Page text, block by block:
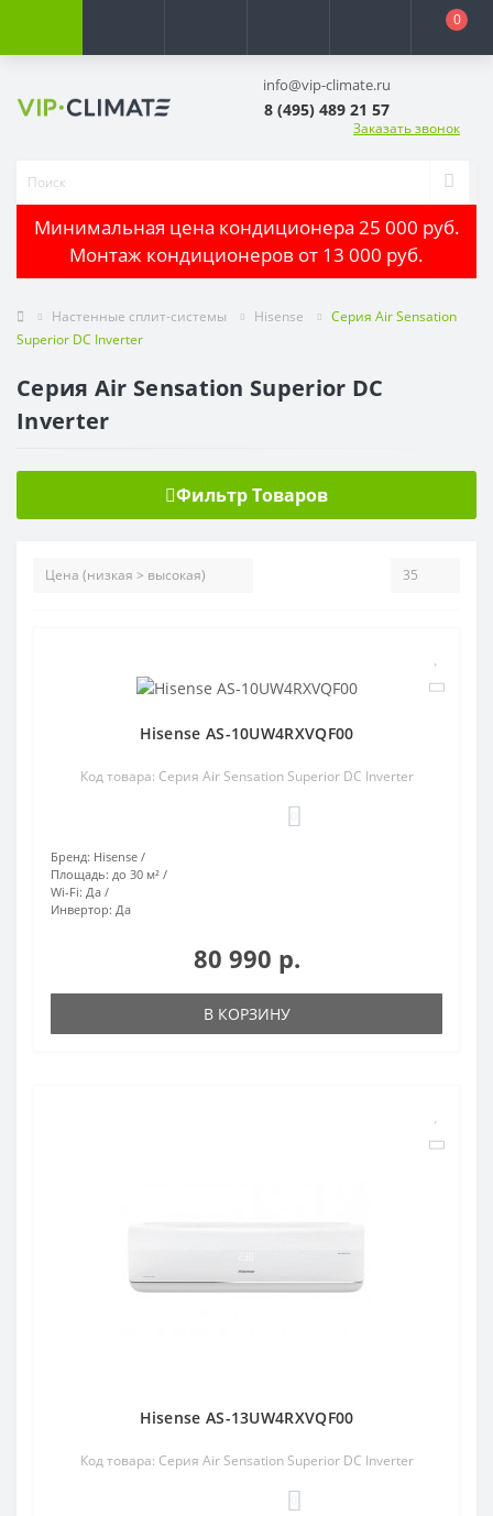
0
info@vip-climate.ru
8 (495) 489 21 57
Заказать звонок
Минимальная цена кондиционера 25 000 руб.
Монтаж кондиционеров от 13 000 руб.
Настенные сплит-системы Hisense
Серия Air Sensation
Superior DC Inverter
Серия Air Sensation Superior DC
Inverter
Фильтр Товаров
Hisense AS-10UW4RXVQF00
Код товара: Серия Air Sensation Superior DC Inverter
Бренд: Hisense
Площадь: до 30 м²
Wi-Fi: Да
Инвертор: Да
80 990 р.
В КОРЗИНУ
Hisense AS-13UW4RXVQF00
Код товара: Серия Air Sensation Superior DC Inverter